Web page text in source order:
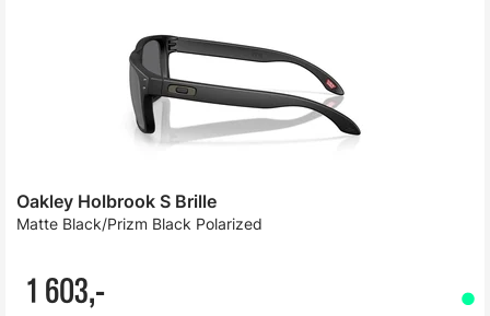
Oakley Holbrook S Brille
Matte Black/Prizm Black Polarized
1 603,-